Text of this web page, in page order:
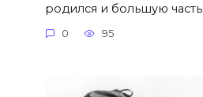
родился и большую часть
0 95